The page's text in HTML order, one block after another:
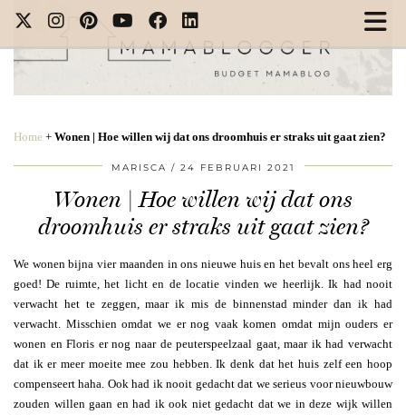
Home + Wonen | Hoe willen wij dat ons droomhuis er straks uit gaat zien?
MARISCA 24 FEBRUARI 2021
Wonen | Hoe willen wij dat ons
droomhuis er straks uit gaat zien?
We wonen bijna vier maanden in ons nieuwe huis en het bevalt ons heel erg
goed! De ruimte, het licht en de locatie vinden we heerlijk. Ik had nooit
verwacht het te zeggen, maar ik mis de binnenstad minder dan ik had
verwacht. Misschien omdat we er nog vaak komen omdat mijn ouders er
wonen en Floris er nog naar de peuterspeelzaal gaat, maar ik had verwacht
dat ik er meer moeite mee zou hebben. Ik denk dat het huis zelf een hoop
compenseert haha. Ook had ik nooit gedacht dat we serieus voor nieuwbouw
zouden willen gaan en had ik ook niet gedacht dat we in deze wijk willen